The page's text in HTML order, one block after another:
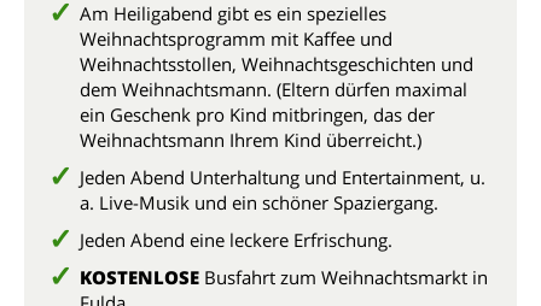
Am Heiligabend gibt es ein spezielles
Weihnachtsprogramm mit Kaffee und
Weihnachtsstollen, Weihnachtsgeschichten und
dem Weihnachtsmann. (Eltern dürfen maximal
ein Geschenk pro Kind mitbringen, das der
Weihnachtsmann Ihrem Kind überreicht.)
Jeden Abend Unterhaltung und Entertainment, u.
a. Live-Musik und ein schöner Spaziergang.
Jeden Abend eine leckere Erfrischung.
KOSTENLOSE Busfahrt zum Weihnachtsmarkt in